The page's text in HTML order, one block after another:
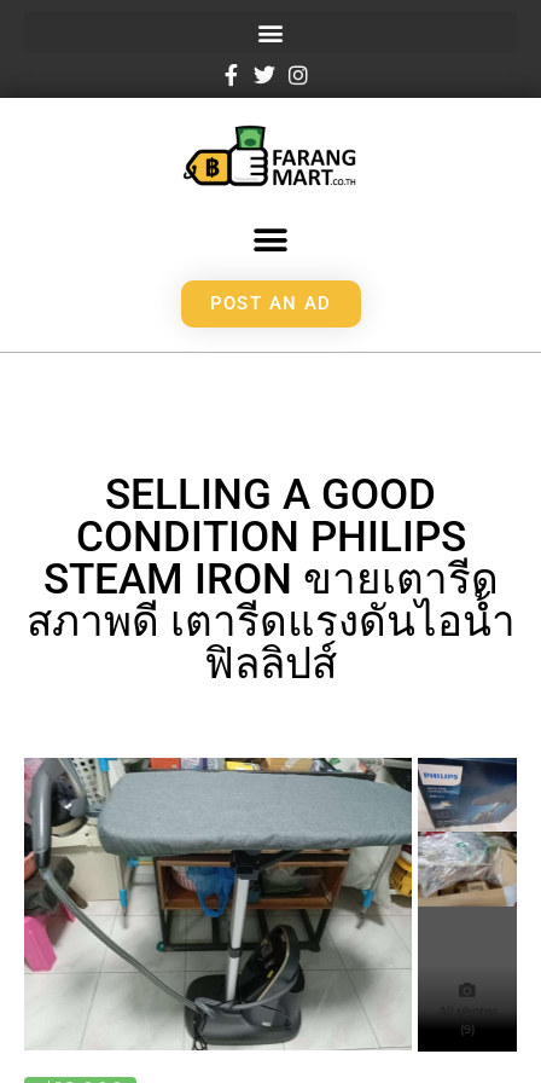
POST AN AD
SELLING A GOOD
CONDITION PHILIPS
STEAM IRON ขายเตารีด
สภาพดี เตารีดแรงดันไอน้ำ
ฟิลลิปส์
(9)